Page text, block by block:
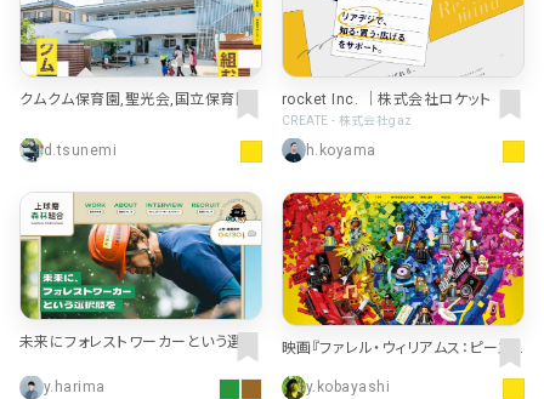
クムクム保育園,聖光会,国立保育園
d.tsunemi
rocket Inc. ｜株式会社ロケット
CREATE - 株式会社gaz
h.koyama
未来にフォレストワーカーという選択
y.harima
映画『ファレル・ウィリアムス：ピース・
y.kobayashi